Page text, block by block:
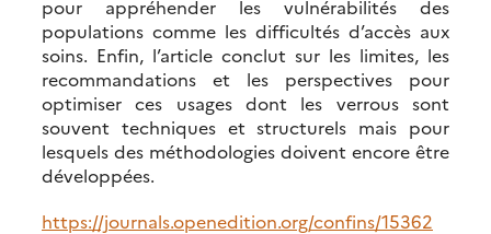
pour appréhender les vulnérabilités des
populations comme les difficultés d’accès aux
soins. Enfin, l’article conclut sur les limites, les
recommandations et les perspectives pour
optimiser ces usages dont les verrous sont
souvent techniques et structurels mais pour
lesquels des méthodologies doivent encore être
développées.
https://journals.openedition.org/confins/15362